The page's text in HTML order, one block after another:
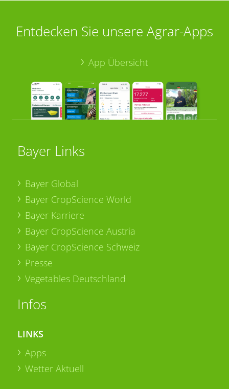
Entdecken Sie unsere Agrar-Apps
App Übersicht
Bayer Links
Bayer Global
Bayer CropScience World
Bayer Karriere
Bayer CropScience Austria
Bayer CropScience Schweiz
Presse
Vegetables Deutschland
Infos
LINKS
Apps
Wetter Aktuell